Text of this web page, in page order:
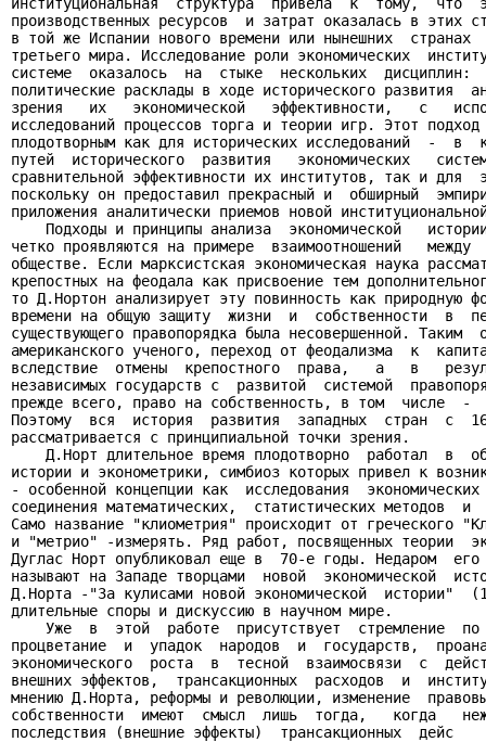
производственных ресурсов  и затрат оказалась в этих
в той же Испании нового времени или нынешних  странах
третьего мира. Исследование роли экономических
системе  оказалось  на  стыке  нескольких
политические расклады в ходе исторического развития
зрения   их   экономической   эффективности,   с
исследований процессов торга и теории игр. Этот
плодотворным как для исторических исследований  -  в
путей  исторического  развития   экономических
сравнительной эффективности их институтов, так и для
поскольку он предоставил прекрасный и  обширный
приложения аналитически приемов новой
Подходы и принципы анализа  экономической
четко проявляются на примере  взаимоотношений
обществе. Если марксистская экономическая наука
крепостных на феодала как присвоение тем
то Д.Нортон анализирует эту повинность как природную
времени на общую защиту  жизни  и  собственности  в
существующего правопорядка была несовершенной.
американского ученого, переход от феодализма  к
вследствие  отмены  крепостного  права,   а   в
независимых государств с  развитой  системой
прежде всего, право на собственность, в том  числе
Поэтому  вся  история  развития  западных  стран  с
рассматривается с принципиальной точки зрения.
Д.Норт длительное время плодотворно  работал  в
истории и эконометрики, симбиоз которых привел к
- особенной концепции как  исследования
соединения математических,  статистических методов  и
Само название "клиометрия" происходит от греческого
и "метрио" -измерять. Ряд работ, посвященных теории
Дуглас Норт опубликовал еще в  70-е годы. Недаром
называют на Западе творцами  новой  экономической
Д.Норта -"За кулисами новой экономической  истории"
длительные споры и дискуссию в научном мире.
Уже  в  этой  работе  присутствует  стремление
процветание  и  упадок  народов  и  государств,
экономического  роста  в  тесной  взаимосвязи  с
внешних эффектов,  трансакционных  расходов  и
мнению Д.Норта, реформы и революции, изменение
собственности  имеют  смысл  лишь  тогда,   когда
последствия (внешние эффекты)  трансакционных  дейс